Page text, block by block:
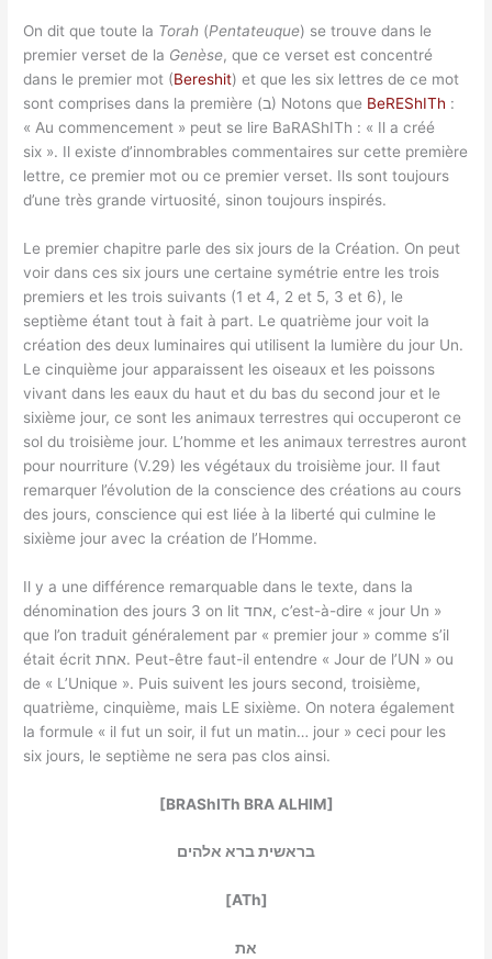
On dit que toute la Torah (Pentateuque) se trouve dans le
premier verset de la Genèse, que ce verset est concentré
dans le premier mot (Bereshit) et que les six lettres de ce mot
sont comprises dans la première (ב) Notons que BeREShITh :
« Au commencement » peut se lire BaRAShITh : « Il a créé
six ». Il existe d’innombrables commentaires sur cette première
lettre, ce premier mot ou ce premier verset. Ils sont toujours
d’une très grande virtuosité, sinon toujours inspirés.
Le premier chapitre parle des six jours de la Création. On peut
voir dans ces six jours une certaine symétrie entre les trois
premiers et les trois suivants (1 et 4, 2 et 5, 3 et 6), le
septième étant tout à fait à part. Le quatrième jour voit la
création des deux luminaires qui utilisent la lumière du jour Un.
Le cinquième jour apparaissent les oiseaux et les poissons
vivant dans les eaux du haut et du bas du second jour et le
sixième jour, ce sont les animaux terrestres qui occuperont ce
sol du troisième jour. L’homme et les animaux terrestres auront
pour nourriture (V.29) les végétaux du troisième jour. Il faut
remarquer l’évolution de la conscience des créations au cours
des jours, conscience qui est liée à la liberté qui culmine le
sixième jour avec la création de l’Homme.
Il y a une différence remarquable dans le texte, dans la
dénomination des jours 3 on lit אחד, c’est-à-dire « jour Un »
que l’on traduit généralement par « premier jour » comme s’il
était écrit אחת. Peut-être faut-il entendre « Jour de l’UN » ou
de « L’Unique ». Puis suivent les jours second, troisième,
quatrième, cinquième, mais LE sixième. On notera également
la formule « il fut un soir, il fut un matin… jour » ceci pour les
six jours, le septième ne sera pas clos ainsi.
[BRAShITh BRA ALHIM]
בראשית ברא אלהים
[ATh]
את